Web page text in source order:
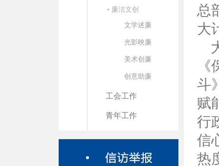
• 廉洁文创
文学述廉
光影映廉
美术创廉
创意助廉
工会工作
青年工作
总
大
斗
赋
行
信
热